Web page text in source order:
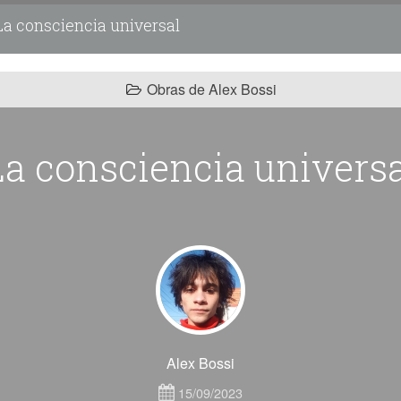
consciencia universal
Obras de Alex Bossi
consciencia
Alex Bossi
15/09/2023